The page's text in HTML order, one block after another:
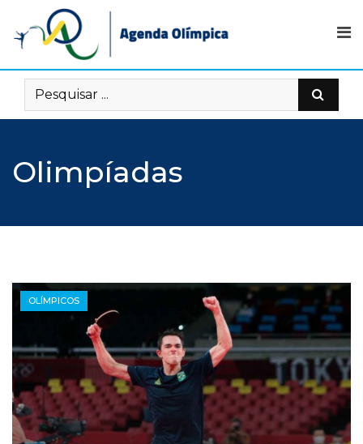
content
Olimpíadas
OLÍMPICOS